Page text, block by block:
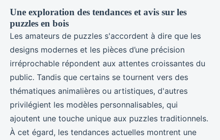
Une exploration des tendances et avis sur les
puzzles en bois
Les amateurs de puzzles s'accordent à dire que les
designs modernes et les pièces d’une précision
irréprochable répondent aux attentes croissantes du
public. Tandis que certains se tournent vers des
thématiques animalières ou artistiques, d'autres
privilégient les modèles personnalisables, qui
ajoutent une touche unique aux puzzles traditionnels.
À cet égard, les tendances actuelles montrent une